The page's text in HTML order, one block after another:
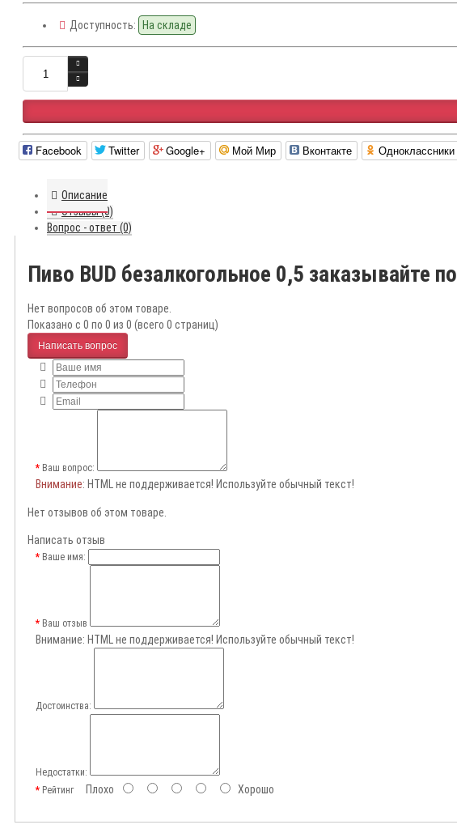
Доступность: На складе
Facebook Twitter Google+ Мой Мир Вконтакте Одноклассники
Описание
Отзывы (0)
Вопрос - ответ (0)
Пиво BUD безалкогольное 0,5 заказывайте по
Нет вопросов об этом товаре.
Показано с 0 по 0 из 0 (всего 0 страниц)
Написать вопрос
Ваш вопрос:
Внимание: HTML не поддерживается! Используйте обычный текст!
Нет отзывов об этом товаре.
Написать отзыв
Ваше имя:
Ваш отзыв
Внимание: HTML не поддерживается! Используйте обычный текст!
Достоинства:
Недостатки:
РейтингПлохо Хорошо